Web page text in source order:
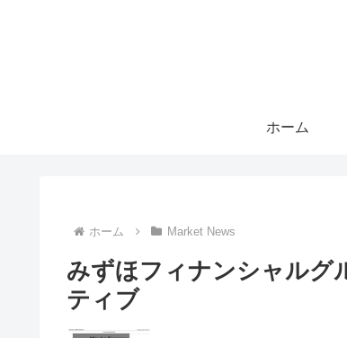
ホーム
ホーム Market News
みずほフィナンシャルグ
ティブ